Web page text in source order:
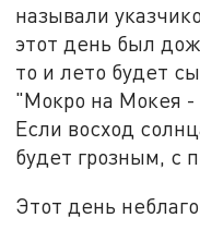
называли
этот день был
то и лето будет
"Мокро на Мокея
Если восход
будет грозным, с
Этот день